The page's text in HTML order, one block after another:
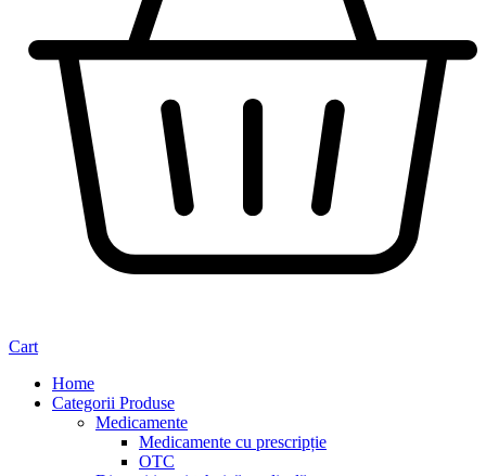
Cart
Home
Categorii Produse
Medicamente
Medicamente cu prescripție
OTC